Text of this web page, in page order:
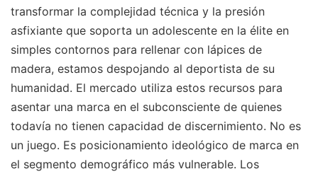
transformar la complejidad técnica y la presión
asfixiante que soporta un adolescente en la élite en
simples contornos para rellenar con lápices de
madera, estamos despojando al deportista de su
humanidad. El mercado utiliza estos recursos para
asentar una marca en el subconsciente de quienes
todavía no tienen capacidad de discernimiento. No es
un juego. Es posicionamiento ideológico de marca en
el segmento demográfico más vulnerable. Los